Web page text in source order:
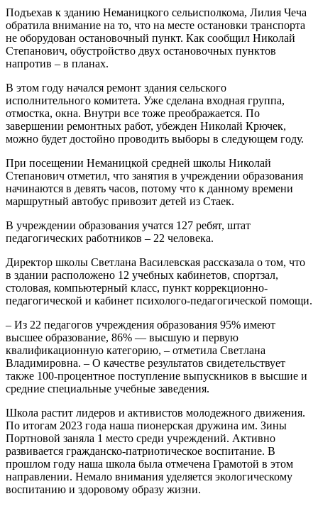
Подъехав к зданию Неманицкого сельисполкома, Лилия Чеча
обратила внимание на то, что на месте остановки транспорта
не оборудован остановочный пункт. Как сообщил Николай
Степанович, обустройство двух остановочных пунктов
напротив – в планах.
В этом году начался ремонт здания сельского
исполнительного комитета. Уже сделана входная группа,
отмостка, окна. Внутри все тоже преображается. По
завершении ремонтных работ, убежден Николай Крючек,
можно будет достойно проводить выборы в следующем году.
При посещении Неманицкой средней школы Николай
Степанович отметил, что занятия в учреждении образования
начинаются в девять часов, потому что к данному времени
маршрутный автобус привозит детей из Стаек.
В учреждении образования учатся 127 ребят, штат
педагогических работников – 22 человека.
Директор школы Светлана Василевская рассказала о том, что
в здании расположено 12 учебных кабинетов, спортзал,
столовая, компьютерный класс, пункт коррекционно-
педагогической и кабинет психолого-педагогической помощи.
– Из 22 педагогов учреждения образования 95% имеют
высшее образование, 86% — высшую и первую
квалификационную категорию, – отметила Светлана
Владимировна. – О качестве результатов свидетельствует
также 100-процентное поступление выпускников в высшие и
средние специальные учебные заведения.
Школа растит лидеров и активистов молодежного движения.
По итогам 2023 года наша пионерская дружина им. Зины
Портновой заняла 1 место среди учреждений. Активно
развивается гражданско-патриотическое воспитание. В
прошлом году наша школа была отмечена Грамотой в этом
направлении. Немало внимания уделяется экологическому
воспитанию и здоровому образу жизни.